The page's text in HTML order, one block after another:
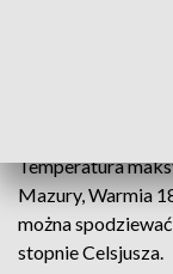
Temperatura
Mazury, Warmia
można
stopnie Celsjusza.